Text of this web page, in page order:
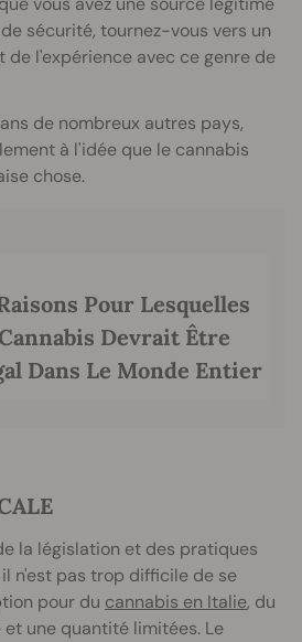
sécurité, tournez-vous vers un
de l'expérience avec ce genre de
de nombreux autres pays,
à l'idée que le cannabis
chose.
Pour Lesquelles
Devrait Être
Dans Le Monde Entier
la législation et des pratiques
n'est pas trop difficile de se
pour du cannabis en Italie, du
une quantité limitées. Le